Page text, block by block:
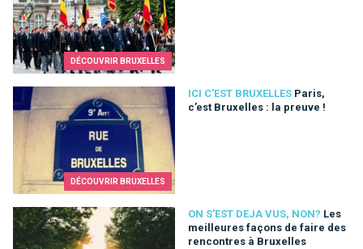
DÉCOUVRIR BRUXELLES
DÉCOUVRIR BRUXELLES
ICI C'EST BRUXELLES Paris,
c’est Bruxelles : la preuve !
Paris, c’est Bruxelles : la preuve !
ON S'EST DEJA VUS, NON? Les
meilleures façons de faire des
rencontres à Bruxelles
Les meilleures façons de faire des rencontres à Bruxelles